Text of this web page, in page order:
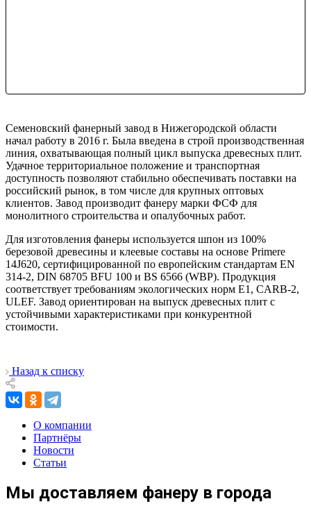
Семеновский фанерный завод в Нижегородской области
начал работу в 2016 г. Была введена в строй производственная
линия, охватывающая полный цикл выпуска древесных плит.
Удачное территориальное положение и транспортная
доступность позволяют стабильно обеспечивать поставки на
российский рынок, в том числе для крупных оптовых
клиентов. Завод производит фанеру марки ФСФ для
монолитного строительства и опалубочных работ.
Для изготовления фанеры используется шпон из 100%
березовой древесины и клеевые составы на основе Primere
14J620, сертифицированной по европейским стандартам EN
314-2, DIN 68705 BFU 100 и BS 6566 (WBP). Продукция
соответствует требованиям экологических норм E1, CARB-2,
ULEF. Завод ориентирован на выпуск древесных плит с
устойчивыми характеристиками при конкурентной
стоимости.
Назад к списку
О компании
Партнёры
Новости
Статьи
Мы доставляем фанеру в города